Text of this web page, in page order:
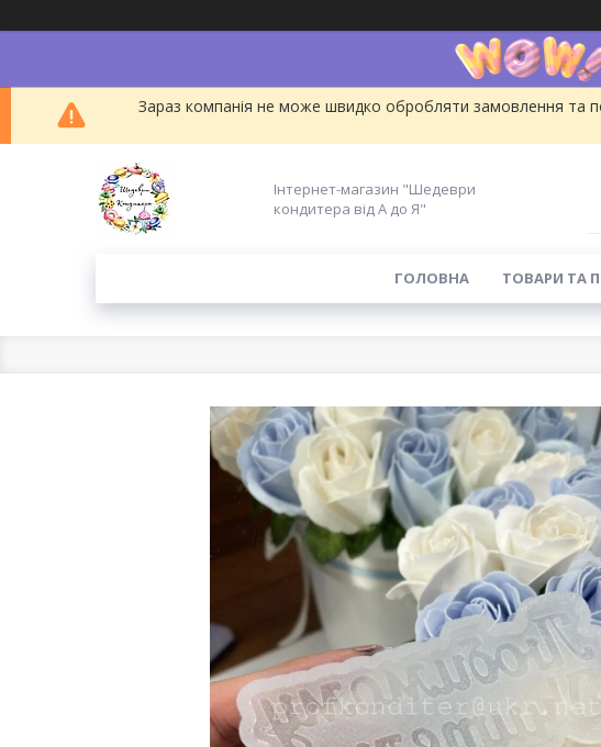
Зараз компанія не може швидко обробляти замовлення та
Інтернет-магазин "Шедеври
кондитера від А до Я"
ГОЛОВНА ТОВАРИ ТА